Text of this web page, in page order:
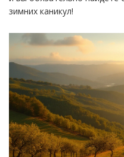
зимних каникул!